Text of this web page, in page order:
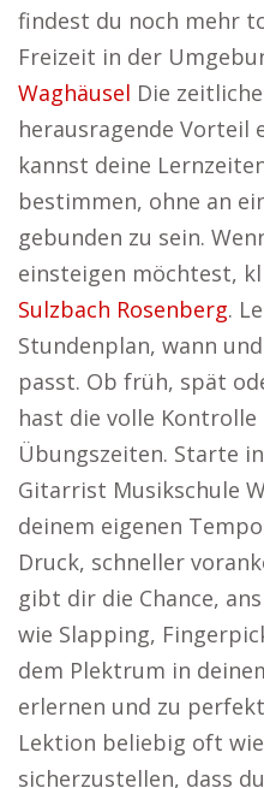
findest du noch mehr
Freizeit in der
Waghäusel Die
herausragende Vorteil
kannst deine
bestimmen, ohne an
gebunden zu sein.
einsteigen möchtest,
Sulzbach Rosenberg.
Stundenplan, wann
passt. Ob früh, spät
hast die volle Kontrolle
Übungszeiten. Starte
Gitarrist Musikschule
deinem eigenen
Druck, schneller
gibt dir die Chance,
wie Slapping,
dem Plektrum in
erlernen und zu
Lektion beliebig oft
sicherzustellen, dass